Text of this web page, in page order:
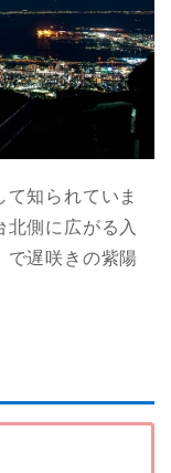
知られていま
側に広がる入
で遅咲きの紫陽